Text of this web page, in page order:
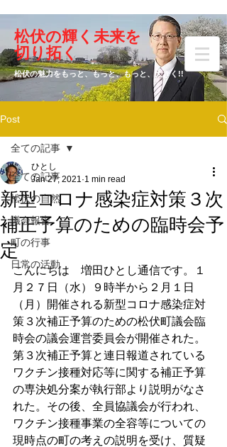
​増田 ひとし
​松伏の輝く未来を
切り拓く
松伏の魅力をもっと、もっと、もっと、大きく!!
元松伏町議会議員
Post
全ての記事
松伏の自然
議会報告
町の行事
日常の活動
全ての記事
新型コロナ感染症対策３次
補正予算のための臨時会予
定
ひとし
Jan 27, 2021 1 min read
こんにちは　増田ひとし通信です。１
月２７日（水）９時半から２月１日
（月）開催される新型コロナ感染症対
策３次補正予算のための松伏町議会臨
時会の議会運営委員会が開催された。
第３次補正予算と連日報道されている
ワクチン接種対応等に関する補正予算
の専決処分案が執行部より説明がなさ
れた。その後、全員協議会が行われ、
ワクチン接種事業の全容等についての
現時点の町の考えの説明を受け、質疑